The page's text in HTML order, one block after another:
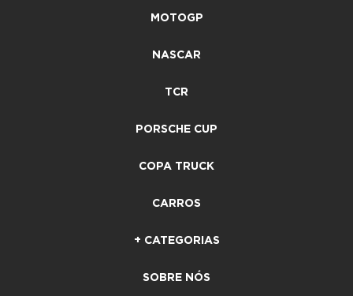
MOTOGP
NASCAR
TCR
PORSCHE CUP
COPA TRUCK
CARROS
+ CATEGORIAS
SOBRE NÓS